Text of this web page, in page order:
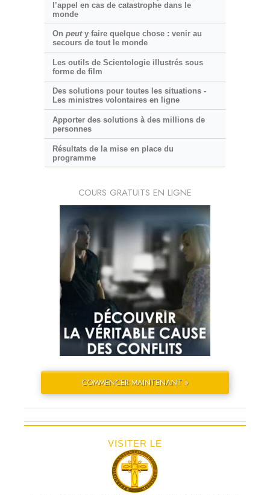
l’appel en cas de catastrophe dans le
monde
On peuty faire quelque chose : venir au
secours de tout le monde
Les outils de Scientologie illustrés sous
forme de film
Des solutions pour toutes les situations -
Les ministres volontaires en ligne
Apporter des solutions à des millions de
personnes
Résultats de la mise en place du
programme
COURS GRATUITS EN LIGNE
COMMENCER MAINTENANT »
VISITER LE